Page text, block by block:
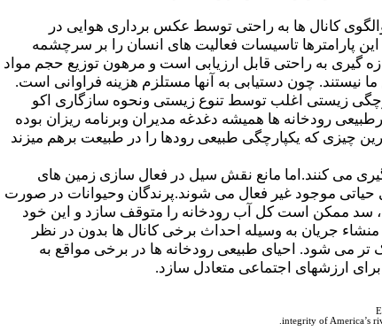
کانال ها به راحتی توسط عکس برداری هوایی در
پارامترها تاسیسات فعالیت های انسان را بر سرچشمه
گیری به راحتی قابل ارزیابی است و مرهون توزیع حجم مواد
چون دستیابی به آنها مستلزم هزینه فراوانی است.
زیستی اغلب توسط تنوع زیستی ونحوه سازگاری اکو
رودخانه ها همیشه دغدغه مدیران وبرنامه ریزان بوده
چیزی که یکپارچگی طبیعی رودها را در طبیعت برهم میزند
می کنند.اما مانع نقش سیل در فعال سازی زمین های
حیاتی موجود غیر فعال می شوند.پرندگان وحیوانات در صورت
سد ممکن است کل آب رودخانه را متوقف سازد و این خود
جریان به وسیله احداث برخی کانال ها بدون در نظر
می شود. احیای طبیعی رودخانه ها در برخی مواقع به
ارزشهای اجتماعی متعادل سازد.
integrity of America’s